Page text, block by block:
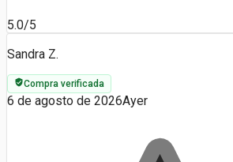
5.0/5
Sandra Z.
Compra verificada
6 de agosto de 2026Ayer